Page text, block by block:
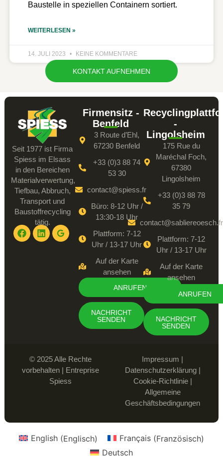
Baustelle in speziellen Containern sortiert.
WEITERLESEN »
14. JULI 2023 KEINE KOMMENTARE
KONTAKT AUFNEHMEN
Seit 1977 ist Firma
Spiess im Elsass
in den Bereichen
Materialverwertung,
Tiefbau, Abbruch,
Transport und
Baustoffrecycling
tätig.
Firmensitz -
Benfeld
3 Route d’Ehl,
67230 Benfeld
+33 (0)3 88 74
53 30
contact@spiess.fr
Büro: 8-12 Uhr /
13:30-18 Uhr
Plattform: 7-12
Uhr / 13-17 Uhr
Auf der Karte
ansehen
ANRUFEN
NACHRICHT
SENDEN
-
Lingolsheim
175 Rue du
Maréchal Foch,
67380
Lingolsheim
+33 (0)3 88 78
35 79
contact@sabliereoesch.fr
Plattform: 7-12
Uhr / 13-17 Uhr
Auf der Karte
ansehen
ANRUFEN
NACHRICHT
SENDEN
© 2025 Alle Rechte
vorbehalten | Entreprise
Spiess
Impressum
Datenschutzerklärung|
Cookie-Richtlinie|
Allgemeine
Geschäftsbedingungen
English (Englisch) Français (Französisch)
Deutsch